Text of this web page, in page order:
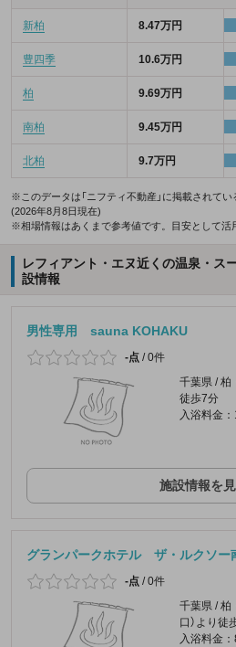
新柏 8.47万円
豊四季 10.6万円
柏 9.69万円
南柏 9.45万円
北柏 9.7万円
※このデータは「ニフティ不動産」に掲載されて
(2026年8月8日現在)
※相場情報はあくまで参考値です。目安として活
レフィアント・エヌ近くの温泉・ス
設情報
男性専用 sauna KOHAKU
-点 /0件
千葉県 / 柏
徒歩7分
入浴料金
施設情報を
グランパークホテル ザ・ルクソー
-点 /0件
千葉県 / 柏
口）より徒
入浴料金